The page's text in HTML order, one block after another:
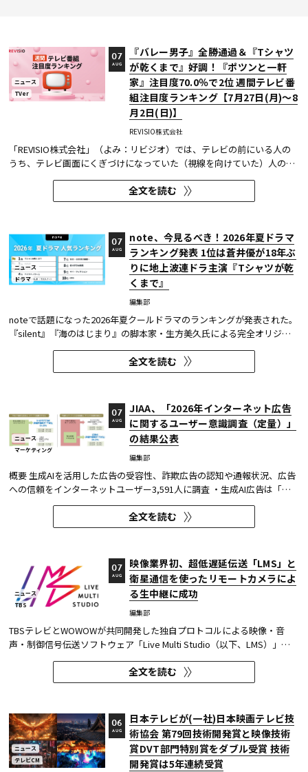
ニュース
TVer
『バレー男子』全勝通過＆『Tシャツ
が乾くまで』好調！『ポツンと一軒
家』注目度70.0％で2位 週間テレビ番
組注目度ランキング【7月27日(月)～8
月2日(日)】
REVISIO株式会社
07
AUG
「REVISIO株式会社」（よみ：リビジオ）では、テレビの前にいる人の
うち、テレビ画面にくぎづけになっていた（視線を向けていた）人の割
合がわかる「注目度」を用いて、「個人全体」ならびにREVISIOで定義
した「コア視聴層（男女13歳～49歳）」のテレビ番組ランキングを公開
している。
全文を読む
ニュース
ドラマ
note、今見るべき！2026年夏ドラマ
ランキング発表 1位は蒼井優が18年ぶ
りに地上波連ドラ主演『Tシャツが乾
くまで』
編集部
07
AUG
noteで話題になった2026年夏クールドラマのランキングが発表された。
『silent』『海のはじまり』の脚本家・生方美久氏による完全オリジナ
ル作品で、蒼井優が18年ぶりに地上波連続ドラマの主演を務めた『Tシ
ャツが乾くまで』が第1位に輝いた。 また今回、Netflixの『ガス人間』
が3位にランクイン。春クールの『九条の大罪』に続き、2クール...
全文を読む
ニュース
マーケティング
JIAA、「2026年インターネット広告
に関するユーザー意識調査（定量）」
の結果公表
編集部
07
AUG
概要 生成AIを活用した広告の受容性、詐欺広告の認知や通報状況、広告
への信頼をインターネットユーザー3,591人に調査 ・生成AI広告は「条
件が整えば活用してよい」が52.0%。AI活用の明示や権利処理など、透
明性への配慮が受容の前提になる。 ・詐欺広告は各タイプとも70％の認
知があり、過去1年以内の接触経験は10～20％台。一方、通報経...
全文を読む
ニュース
TBS
映像業界初、超低遅延伝送「LMS」と
衛星通信を使ったリモートカメラによ
る生中継に成功
編集部
07
AUG
TBSテレビとWOWOWが共同開発した独自プロトコルによる映像・音
声・制御信号伝送ソフトウェア「Live Multi Studio（以下、LMS）」
が、JCOM株式会社（以下、J:COM）の生中継の特別番組に採用され
た。2026年6月16日にJ:COMが放送した『北海道神宮例祭 神輿渡御』に
おいて、J:COMチャンネル（※1）、地域情報アプリ「ど・ろーかる」
全文を読む
ニュース
テレビCM
日本テレビが(一社)日本映画テレビ技
術協会 第79回技術開発賞と映像技術
賞DVT部門特別賞をダブル受賞 技術
開発賞は5年連続受賞
06
AUG